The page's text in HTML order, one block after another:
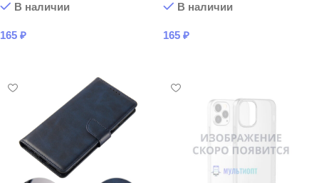
В наличии
165 ₽
В наличии
165 ₽